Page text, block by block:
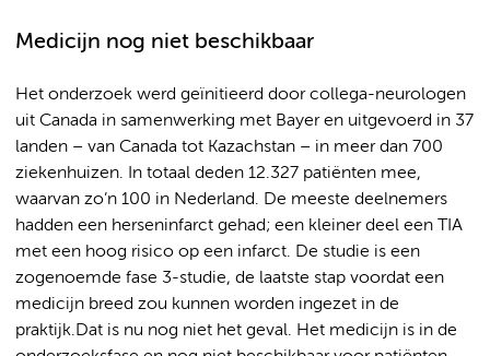
Medicijn nog niet beschikbaar
Het onderzoek werd geïnitieerd door collega-neurologen
uit Canada in samenwerking met Bayer en uitgevoerd in 37
landen – van Canada tot Kazachstan – in meer dan 700
ziekenhuizen. In totaal deden 12.327 patiënten mee,
waarvan zo’n 100 in Nederland. De meeste deelnemers
hadden een herseninfarct gehad; een kleiner deel een TIA
met een hoog risico op een infarct. De studie is een
zogenoemde fase 3-studie, de laatste stap voordat een
medicijn breed zou kunnen worden ingezet in de
praktijk.Dat is nu nog niet het geval. Het medicijn is in de